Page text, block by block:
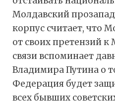
Молдавский
корпус считает, что
от своих претензий к
связи вспоминает
Владимира Путина о
Федерация будет
всех бывших